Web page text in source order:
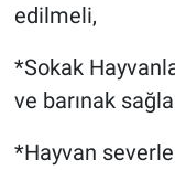
edilmeli,
*Sokak
ve barınak
*Hayvan